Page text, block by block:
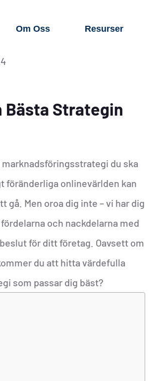
Om Oss Resurser
Bästa Strategin
du ska
föränderliga onlinevärlden kan
gå. Men oroa dig inte – vi har dig
och nackdelarna med
för ditt företag. Oavsett om
du att hitta värdefulla
som passar dig bäst?